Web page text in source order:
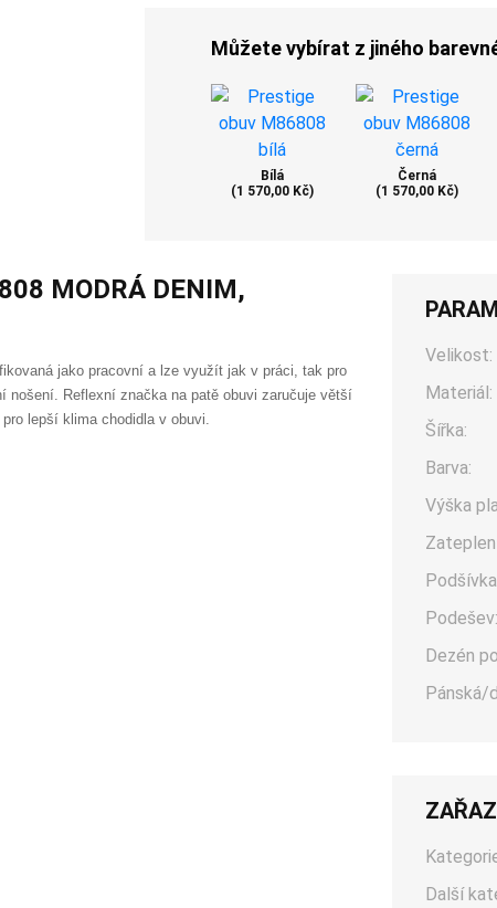
Můžete vybírat z jiného
Bílá
(1 570,00 Kč)
Černá
(1 570,00 Kč)
MODRÁ DENIM,
jako pracovní a lze využít jak v práci, tak pro
nošení. Reflexní značka na patě obuvi zaručuje větší
lepší klima chodidla v obuvi.
Velikost:
Materiál:
Šířka:
Barva:
Výška
Podešev:
Dezén
Pánská/
Další